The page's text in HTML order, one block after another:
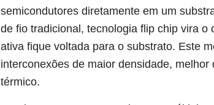
semicondutores diretamente em um
de fio tradicional, tecnologia flip chip vira
ativa fique voltada para o substrato. Este
interconexões de maior densidade,
térmico.